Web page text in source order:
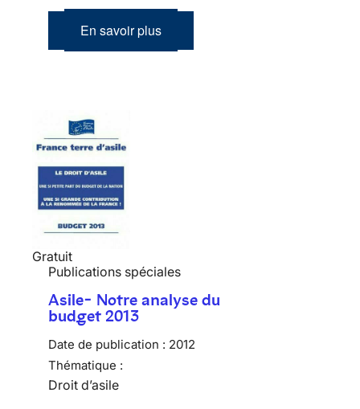
En savoir plus
Gratuit
Publications spéciales
Asile- Notre analyse du
budget 2013
Date de publication : 2012
Thématique :
Droit d’asile